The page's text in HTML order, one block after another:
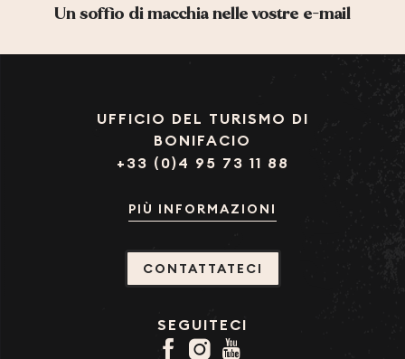
Un soffio di macchia nelle vostre e-mail
UFFICIO DEL TURISMO DI
BONIFACIO
+33 (0)4 95 73 11 88
PIÙ INFORMAZIONI
CONTATTATECI
SEGUITECI